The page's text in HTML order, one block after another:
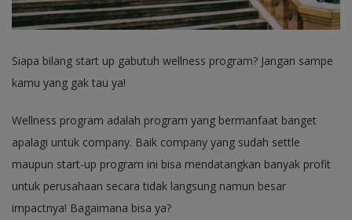
Siapa bilang start up gabutuh wellness program? Jangan sampe
kamu yang gak tau ya!
Wellness program adalah program yang bermanfaat banget
apalagi untuk company. Baik company yang sudah settle
maupun start-up program ini bisa mendatangkan banyak profit
untuk perusahaan secara tidak langsung namun besar
impactnya! Bagaimana bisa ya?